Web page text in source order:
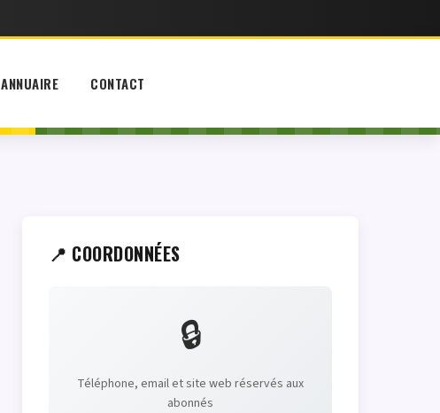
ANNUAIRE CONTACT
📍 COORDONNÉES
🔒
Téléphone, email et site web réservés aux
abonnés